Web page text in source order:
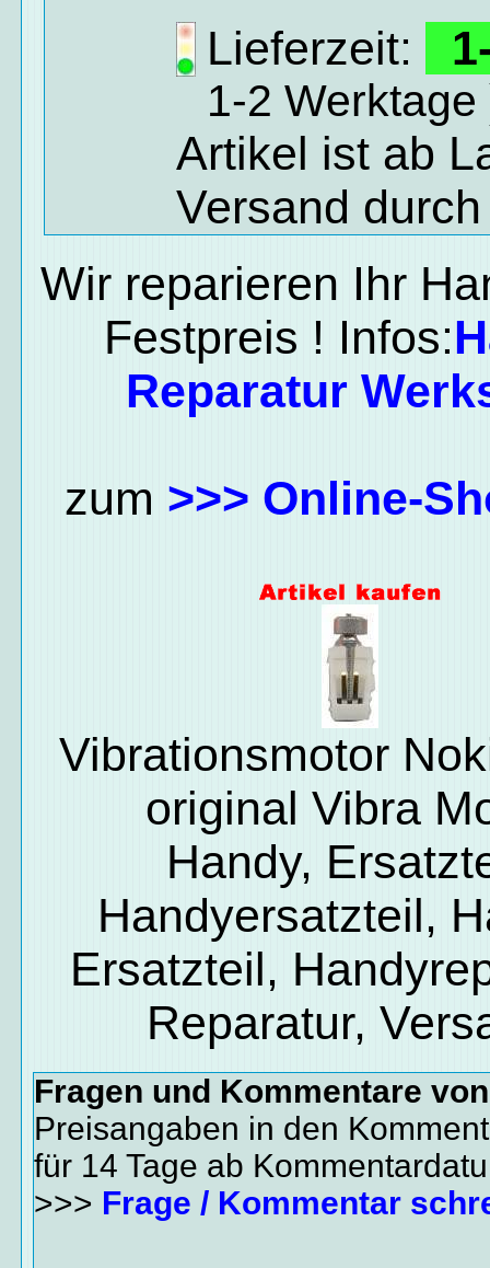
Lieferzeit:
1-2 Werktage
Artikel ist ab
Versand
Wir reparieren Ihr
Festpreis ! Infos:
Reparatur
zum >>> Online-
Vibrationsmotor
original Vibra
Handy,
Handyersatzteil,
Ersatzteil,
Reparatur,
Fragen und Kommentare
Preisangaben in den
für 14 Tage ab
>>> Frage / Kommentar